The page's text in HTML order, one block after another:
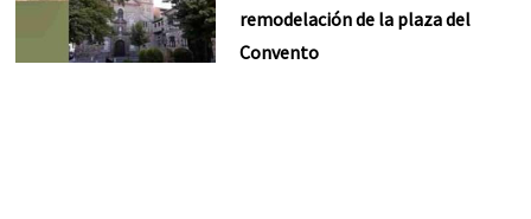
remodelación de la plaza del
Convento